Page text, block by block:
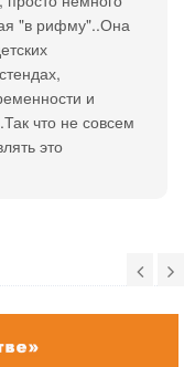
"в рифму"..Она
и
что не совсем
это